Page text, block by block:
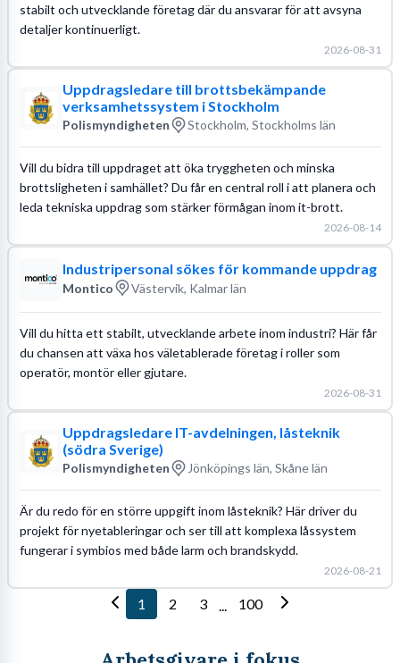
stabilt och utvecklande företag där du ansvarar för att avsyna
detaljer kontinuerligt.
2026-08-31
Uppdragsledare till brottsbekämpande
verksamhetssystem i Stockholm
Polismyndigheten Stockholm, Stockholms län
Vill du bidra till uppdraget att öka tryggheten och minska
brottsligheten i samhället? Du får en central roll i att planera och
leda tekniska uppdrag som stärker förmågan inom it-brott.
2026-08-14
Industripersonal sökes för kommande uppdrag
Montico Västervik, Kalmar län
Vill du hitta ett stabilt, utvecklande arbete inom industri? Här får
du chansen att växa hos väletablerade företag i roller som
operatör, montör eller gjutare.
2026-08-31
Uppdragsledare IT-avdelningen, låsteknik
(södra Sverige)
Polismyndigheten Jönköpings län, Skåne län
Är du redo för en större uppgift inom låsteknik? Här driver du
projekt för nyetableringar och ser till att komplexa låssystem
fungerar i symbios med både larm och brandskydd.
2026-08-21
1 2 3 ... 100